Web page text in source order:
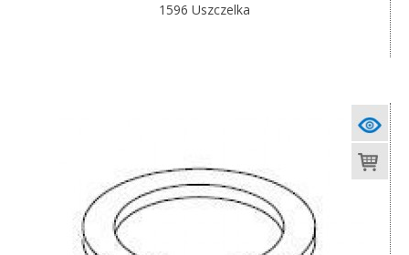
1596 Uszczelka